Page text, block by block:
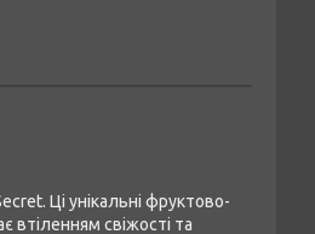
Ці унікальні фруктово-
втіленням свіжості та